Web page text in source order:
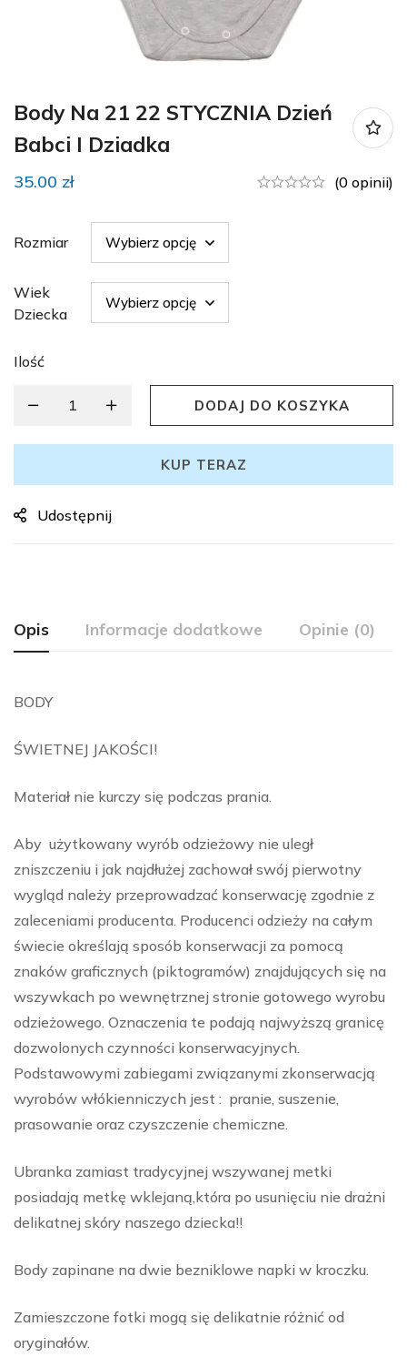
Body Na 21 22 STYCZNIA Dzień
Babci I Dziadka
35.00 zł (0 opinii)
Rozmiar
Wiek
Dziecka
Ilość
DODAJ DO KOSZYKA
KUP TERAZ
Udostępnij
Opis Informacje dodatkowe Opinie (0)
BODY
ŚWIETNEJ JAKOŚCI!
Materiał nie kurczy się podczas prania.
Aby użytkowany wyrób odzieżowy nie uległ
zniszczeniu i jak najdłużej zachował swój pierwotny
wygląd należy przeprowadzać konserwację zgodnie z
zaleceniami producenta. Producenci odzieży na całym
świecie określają sposób konserwacji za pomocą
znaków graficznych (piktogramów) znajdujących się na
wszywkach po wewnętrznej stronie gotowego wyrobu
odzieżowego. Oznaczenia te podają najwyższą granicę
dozwolonych czynności konserwacyjnych.
Podstawowymi zabiegami związanymi zkonserwacją
wyrobów włókienniczych jest : pranie, suszenie,
prasowanie oraz czyszczenie chemiczne.
Ubranka zamiast tradycyjnej wszywanej metki
posiadają metkę wklejaną,która po usunięciu nie drażni
delikatnej skóry naszego dziecka!!
Body zapinane na dwie bezniklowe napki w kroczku.
Zamieszczone fotki mogą się delikatnie różnić od
oryginałów.